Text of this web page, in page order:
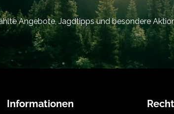
Angebote, Jagdtipps und besondere
Informationen